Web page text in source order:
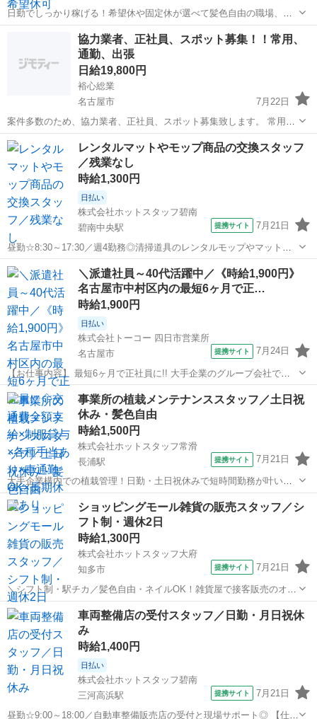
日勤でしっかり稼げる！希望休や固定休が選べて髪色自由の職場、職
場見学実施中 【仕事内容】
・・・・・・・・・・・・・・・・・・・・・・・・・・・・・・・
・・・・・・・・・ 害虫駆除・シロアリ駆除や 対策・消毒を行う会社
さ...
豊明市 前後駅 その他
協力業者、正社員、スポット募集！！常用、
通勤、出張
日給19,800円
裕心総業
名古屋市
7月22日
案件多数のため、協力業者、正社員、スポット募集致します。 常用可
能！通勤、出張も可能！ 出張は全国にあります。こちらの投稿をご覧
ください。 投稿にない内容でも、○○県の○○職の方が何名あいてます
が、どこか出張ありますか？でも...
愛知 その他 スポット
レンタルマットやモップ商品の交換スタッフ
／残業なし
時給1,300円
日払い
株式会社ホットスタッフ碧南
碧南中央駅
提携サイト 7月21日
昼勤☆8:30～17:30／週4勤務◎清掃道具のレンタルモップやマットの
交換 【仕事内容】 ・駐車場あり ・指定制服あり 週4勤務☆ ※基本的
に土・日・月休みですが連休前は 月曜休みが他の曜日に変更になる場
合がございます...
愛知 碧南中央駅 その他
＼派遣社員～40代活躍中／《時給1,900円》
名古屋市中村区内の最短6ヶ月で正…
時給1,900円
日払い
株式会社トーコー 四日市営業所
名古屋市
提携サイト 7月24日
【お仕事内容】 最短6ヶ月で正社員に!! 大手企業のグループ会社で正
社員を目指せるお仕事です。 ～お仕事内容～ 設備保全(電計) 保全計画
に則した工事計画・手配・工事管理 電計備品の管理 起業、修繕などの
検討・見積など設備...
愛知 名古屋市 その他
事業所の植栽メンテナンススタッフ／土日祝
休み・髪色自由
時給1,500円
株式会社ホットスタッフ常滑
長浦駅
提携サイト 7月21日
大手企業構内での植栽管理！日勤・土日祝休みで短時間勤務が叶いま
す◎ ＼ホットスタッフ常滑が選ばれる理由／ ◆ 幅広いお仕事をご紹
介！ 製造・軽作業・事務・販売まで、さまざまなお仕事をご用意。 空
港関連のお仕事から地元企業...
愛知 長浦駅 その他
ショッピングモール雑貨の販売スタッフ／シ
フト制・週休2日
時給1,300円
株式会社ホットスタッフ大府
知多市
提携サイト 7月21日
＼シフト制・駅チカ／髪色自由・ネイルOK！雑貨屋で接客販売のオシ
ゴト☆ 【仕事内容】 ☆ オシゴト内容 ☆ 雑貨屋でお客様への接
客・販売 をしていただきます！ 業務内容としては、 （1）開店準備
軽くお掃除し...
愛知 その他
車両整備店の受付スタッフ／日勤・月日祝休
み
時給1,400円
日払い
株式会社ホットスタッフ碧南
三河高浜駅
提携サイト 7月21日
昼勤☆9:00～18:00／自動車整備販売店の受付と現場サポート◎ 【仕事